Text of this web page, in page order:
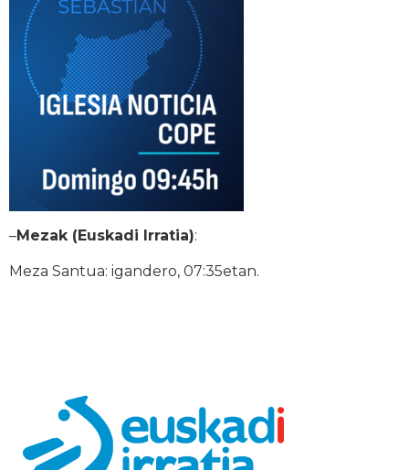
–Mezak (Euskadi Irratia):
Meza Santua: igandero, 07:35etan.